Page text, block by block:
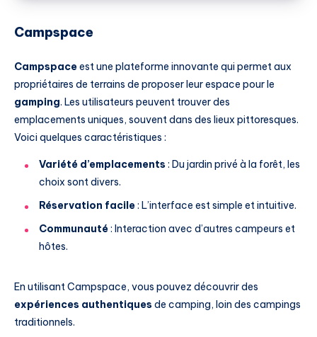
Campspace
Campspaceest une plateforme innovante qui permet aux
propriétaires de terrains de proposer leur espace pour le
gamping. Les utilisateurs peuvent trouver des
emplacements uniques, souvent dans des lieux pittoresques.
Voici quelques caractéristiques :
Variété d’emplacements : Du jardin privé à la forêt, les
choix sont divers.
Réservation facile: L’interface est simple et intuitive.
Communauté: Interaction avec d’autres campeurs et
hôtes.
En utilisant Campspace, vous pouvez découvrir des
expériences authentiques de camping, loin des campings
traditionnels.